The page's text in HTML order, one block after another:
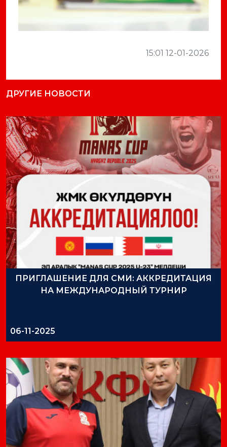
15:01 12-01-2026
ДРУГИЕ НОВОСТИ
ПРИГЛАШЕНИЕ ДЛЯ СМИ: АККРЕДИТАЦИЯ
НА МЕЖДУНАРОДНЫЙ ТУРНИР
06-11-2025